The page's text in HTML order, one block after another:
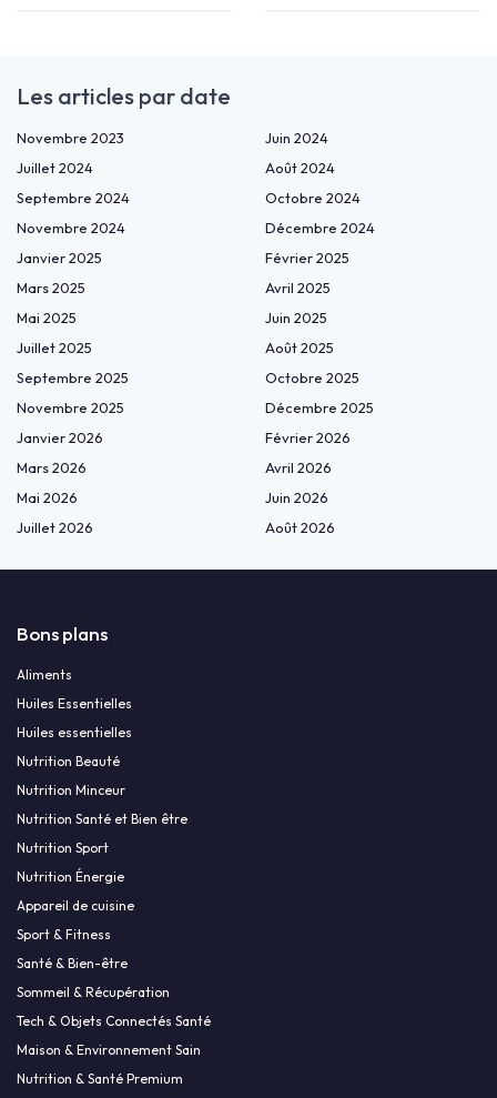
Les articles par date
Novembre 2023
Juin 2024
Juillet 2024
Août 2024
Septembre 2024
Octobre 2024
Novembre 2024
Décembre 2024
Janvier 2025
Février 2025
Mars 2025
Avril 2025
Mai 2025
Juin 2025
Juillet 2025
Août 2025
Septembre 2025
Octobre 2025
Novembre 2025
Décembre 2025
Janvier 2026
Février 2026
Mars 2026
Avril 2026
Mai 2026
Juin 2026
Juillet 2026
Août 2026
Bons plans
Aliments
Huiles Essentielles
Huiles essentielles
Nutrition Beauté
Nutrition Minceur
Nutrition Santé et Bien être
Nutrition Sport
Nutrition Énergie
Appareil de cuisine
Sport & Fitness
Santé & Bien-être
Sommeil & Récupération
Tech & Objets Connectés Santé
Maison & Environnement Sain
Nutrition & Santé Premium